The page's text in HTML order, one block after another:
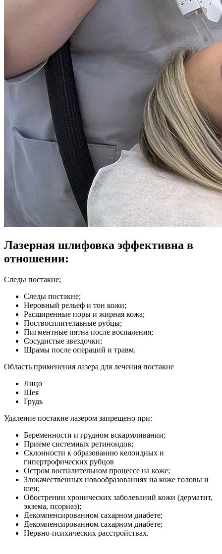
Лазерная шлифовка эффективна в
отношении:
Следы постакне;
Следы постакне;
Неровный рельеф и тон кожи;
Расширенные поры и жирная кожа;
Поствосплителаьные рубцы;
Пигментные пятна после воспаления;
Сосудистые звездочки;
Шрамы после операций и травм.
Область применения лазера для лечения постакне
Лицо
Шея
Грудь
Удаление постакне лазером запрещено при:
Беременности и грудном вскармливании;
Приеме системных ретиноидов;
Склонности к образованию келоидных и
гипертрофических рубцов
Остром воспалительном процессе на коже;
Злокачественных новообразованиях на коже головы и
шеи;
Обострении хронических заболеваний кожи (дерматит,
экзема, псориаз);
Декомпенсированном сахарном диабете;
Декомпенсированном сахарном диабете;
Нервно-психических расстройствах.